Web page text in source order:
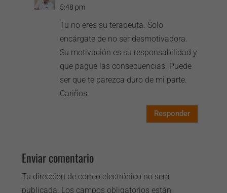
5:48 pm
Tu no eres su terapeuta. Solo
encárgate de no ser desmotivadora.
Su motivación es su responsabilidad y
que pague las consecuencias. Puede
ser que te parezca duro de mi parte.
Cariños
Responder
Enviar comentario
Tu dirección de correo electrónico no será
publicada. Los campos obligatorios están